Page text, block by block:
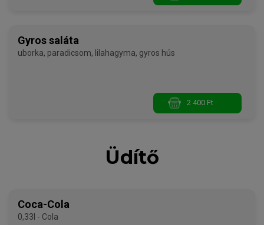
Gyros saláta
uborka, paradicsom, lilahagyma, gyros hús
2 400 Ft
Üdítő
Coca-Cola
0,33l - Cola